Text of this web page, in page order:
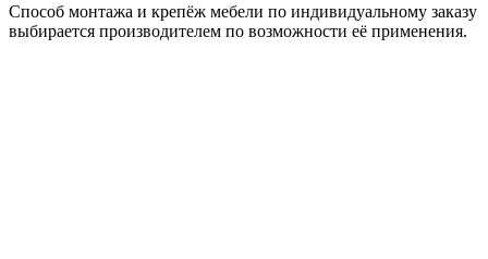
Способ монтажа и крепёж мебели по индивидуальному заказу
выбирается производителем по возможности её применения.